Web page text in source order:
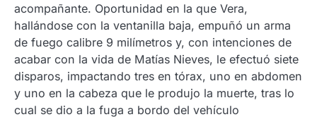
acompañante. Oportunidad en la que Vera,
hallándose con la ventanilla baja, empuñó un arma
de fuego calibre 9 milímetros y, con intenciones de
acabar con la vida de Matías Nieves, le efectuó siete
disparos, impactando tres en tórax, uno en abdomen
y uno en la cabeza que le produjo la muerte, tras lo
cual se dio a la fuga a bordo del vehículo